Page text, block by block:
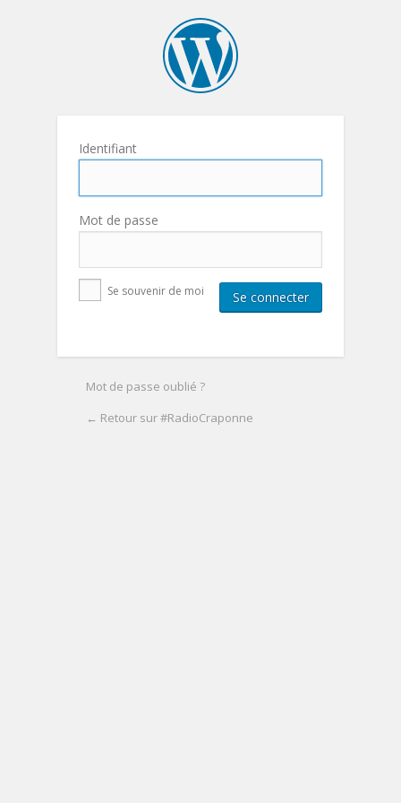
Identifiant
Mot de passe
Se souvenir de moi
Mot de passe oublié ?
← Retour sur #RadioCraponne